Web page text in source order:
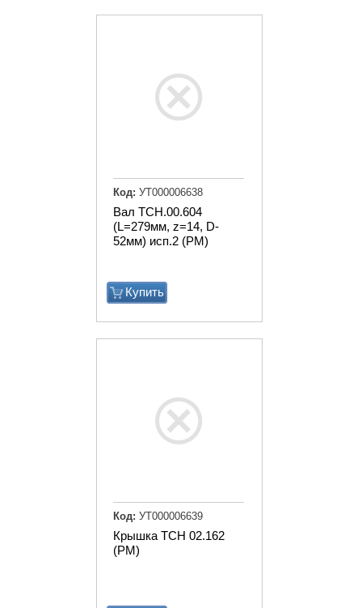
Вал ТСН.00.604
(L=279мм, z=14, D-
52мм) исп.2 (РМ)
Купить
Код: УТ000006638
Крышка ТСН 02.162
(РМ)
Код: УТ000006639